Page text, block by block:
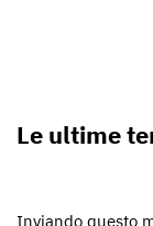
Le ultime
Inviando questo